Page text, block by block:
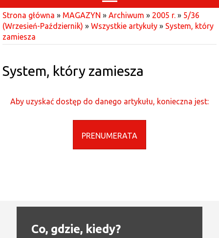
Strona główna » MAGAZYN » Archiwum » 2005 r. » 5/36
(Wrzesień-Październik) » Wszystkie artykuły » System, który
zamiesza
System, który zamiesza
Aby uzyskać dostęp do danego artykułu, konieczna jest:
PRENUMERATA
Co, gdzie, kiedy?